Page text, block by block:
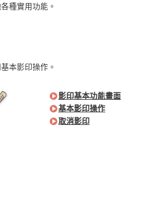
種實用功能。
本影印操作。
影印基本功能畫面
基本影印操作
取消影印